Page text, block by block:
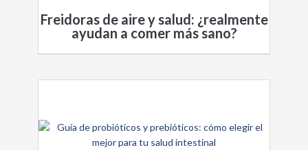
Freidoras de aire y salud: ¿realmente
ayudan a comer más sano?